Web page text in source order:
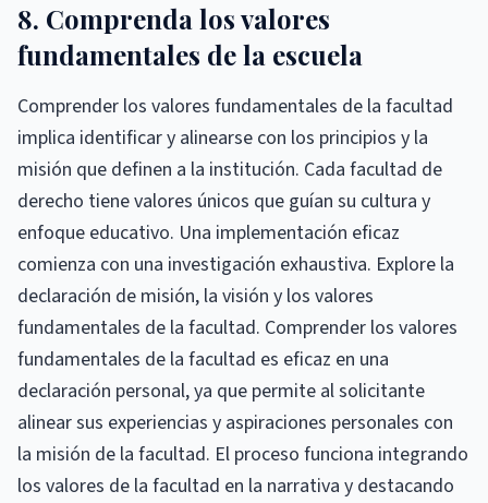
8. Comprenda los valores
fundamentales de la escuela
Comprender los valores fundamentales de la facultad
implica identificar y alinearse con los principios y la
misión que definen a la institución. Cada facultad de
derecho tiene valores únicos que guían su cultura y
enfoque educativo. Una implementación eficaz
comienza con una investigación exhaustiva. Explore la
declaración de misión, la visión y los valores
fundamentales de la facultad. Comprender los valores
fundamentales de la facultad es eficaz en una
declaración personal, ya que permite al solicitante
alinear sus experiencias y aspiraciones personales con
la misión de la facultad. El proceso funciona integrando
los valores de la facultad en la narrativa y destacando